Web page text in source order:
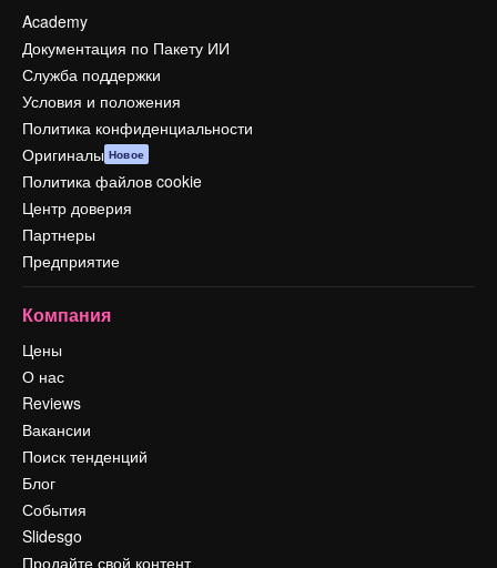
Academy
Документация по Пакету ИИ
Служба поддержки
Условия и положения
Политика конфиденциальности
Оригиналы Новое
Политика файлов cookie
Центр доверия
Партнеры
Предприятие
Компания
Цены
О нас
Reviews
Вакансии
Поиск тенденций
Блог
События
Slidesgo
Продайте свой контент